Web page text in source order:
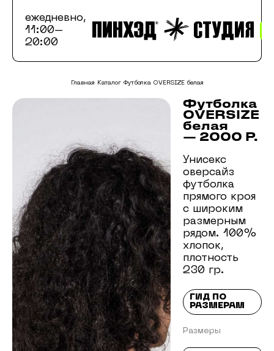
ежедневно,
11:00–
20:00
Главная Каталог Футболка OVERSIZE белая
Футболка
OVERSIZE
белая
— 2000 P.
Унисекс
оверсайз
футболка
прямого кроя
с широким
размерным
рядом. 100%
хлопок,
плотность
230 гр.
ГИД ПО
РАЗМЕРАМ
Размеры